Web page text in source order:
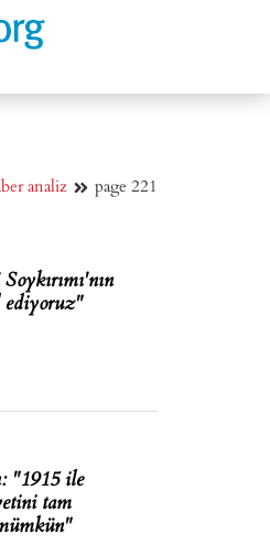
analiz page 221
ediyoruz"
"1915 ile
tam